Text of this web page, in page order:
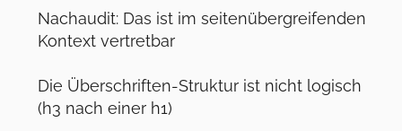
Nachaudit: Das ist im seitenübergreifenden
Kontext vertretbar
Die Überschriften-Struktur ist nicht logisch
(h3 nach einer h1)